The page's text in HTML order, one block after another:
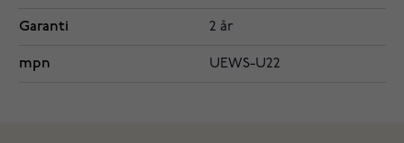
Garanti 2 år
mpn UEWS-U22